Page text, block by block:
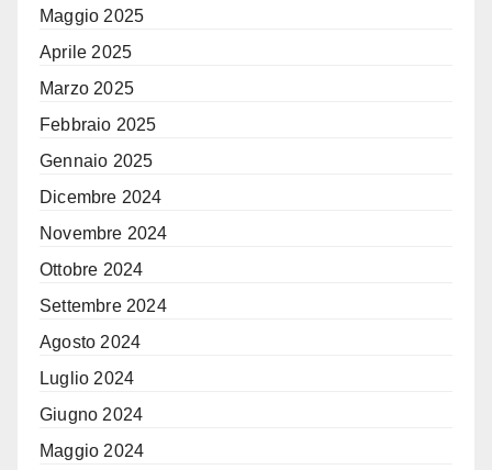
Maggio 2025
Aprile 2025
Marzo 2025
Febbraio 2025
Gennaio 2025
Dicembre 2024
Novembre 2024
Ottobre 2024
Settembre 2024
Agosto 2024
Luglio 2024
Giugno 2024
Maggio 2024